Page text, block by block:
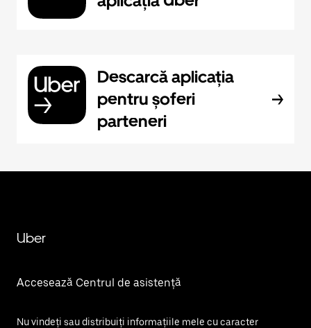
Descarcă aplicația
pentru șoferi
parteneri
Uber
Accesează Centrul de asistență
Nu vindeți sau distribuiți informațiile mele cu caracter